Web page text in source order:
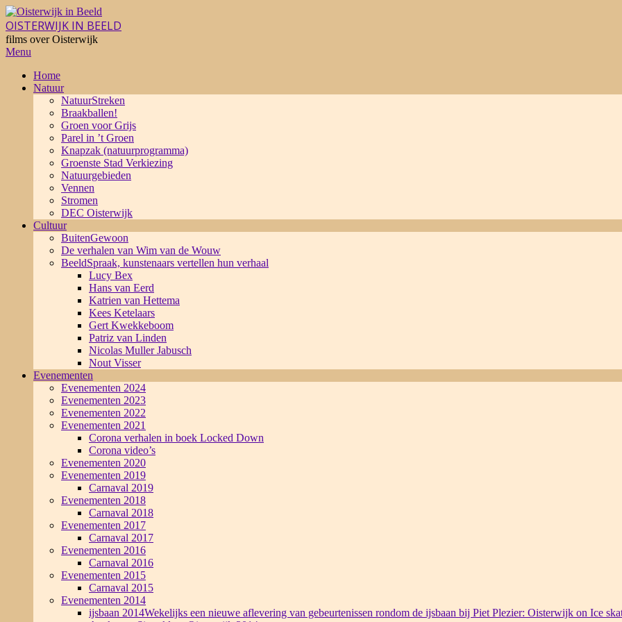
Skip
to
content
OISTERWIJK IN BEELD
films over Oisterwijk
Primary
Menu
Menu
Home
Natuur
NatuurStreken
Braakballen!
Groen voor Grijs
Parel in ’t Groen
Knapzak (natuurprogramma)
Groenste Stad Verkiezing
Natuurgebieden
Vennen
Stromen
DEC Oisterwijk
Cultuur
BuitenGewoon
De verhalen van Wim van de Wouw
BeeldSpraak, kunstenaars vertellen hun verhaal
Lucy Bex
Hans van Eerd
Katrien van Hettema
Kees Ketelaars
Gert Kwekkeboom
Patriz van Linden
Nicolas Muller Jabusch
Nout Visser
Evenementen
Evenementen 2024
Evenementen 2023
Evenementen 2022
Evenementen 2021
Corona verhalen in boek Locked Down
Corona video’s
Evenementen 2020
Evenementen 2019
Carnaval 2019
Evenementen 2018
Carnaval 2018
Evenementen 2017
Carnaval 2017
Evenementen 2016
Carnaval 2016
Evenementen 2015
Carnaval 2015
Evenementen 2014
ijsbaan 2014Wekelijks een nieuwe aflevering van gebeurtenissen rondom de ijsbaan bij Piet Plezier: Oisterwijk on Ice